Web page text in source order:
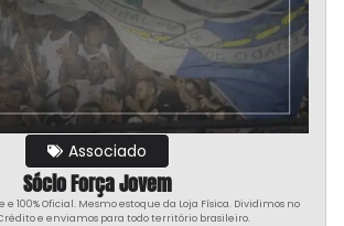
Associado
Sócio Força Jovem
100% Oficial. Mesmo estoque da Loja Física. Dividimos no
e enviamos para todo território brasileiro.